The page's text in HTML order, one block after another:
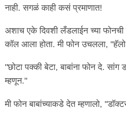
नाही. सगळं काही कसं प्रमाणात!
अशाच एके दिवशी लँडलाईन च्या फोनची
कॉल आला होता. मी फोन उचलला,
"छोटा पक्की बेटा, बाबांना फोन दे.
म्हणून."
मी फोन बाबांच्याकडे देत म्हणालो,